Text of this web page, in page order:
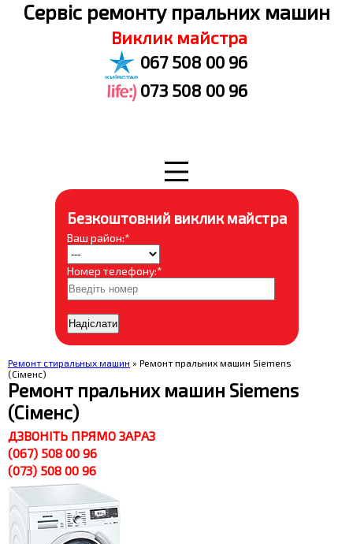
Cервіс ремонту пральних машин
Виклик майстра
067 508 00 96
073 508 00 96
Безкоштовний виклик майстра
Ваш район:*
Номер телефону:*
Ремонт стиральных машин » Ремонт пральних машин Siemens
(Сіменс)
Ремонт пральних машин Siemens
(Сіменс)
ДЗВОНІТЬ ПРЯМО ЗАРАЗ
(067) 508 00 96
(073) 508 00 96